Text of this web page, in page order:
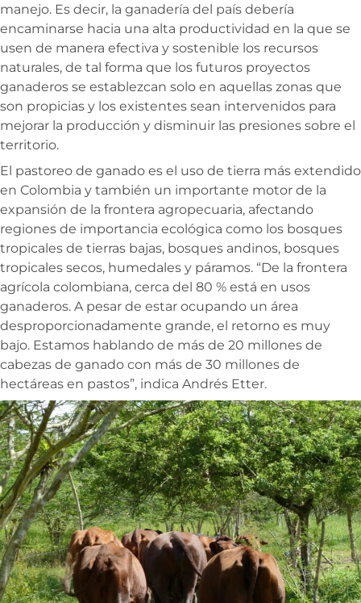
manejo. Es decir, la ganadería del país debería
encaminarse hacia una alta productividad en la que se
usen de manera efectiva y sostenible los recursos
naturales, de tal forma que los futuros proyectos
ganaderos se establezcan solo en aquellas zonas que
son propicias y los existentes sean intervenidos para
mejorar la producción y disminuir las presiones sobre el
territorio.
El pastoreo de ganado es el uso de tierra más extendido
en Colombia y también un importante motor de la
expansión de la frontera agropecuaria, afectando
regiones de importancia ecológica como los bosques
tropicales de tierras bajas, bosques andinos, bosques
tropicales secos, humedales y páramos. “De la frontera
agrícola colombiana, cerca del 80 % está en usos
ganaderos. A pesar de estar ocupando un área
desproporcionadamente grande, el retorno es muy
bajo. Estamos hablando de más de 20 millones de
cabezas de ganado con más de 30 millones de
hectáreas en pastos”, indica Andrés Etter.